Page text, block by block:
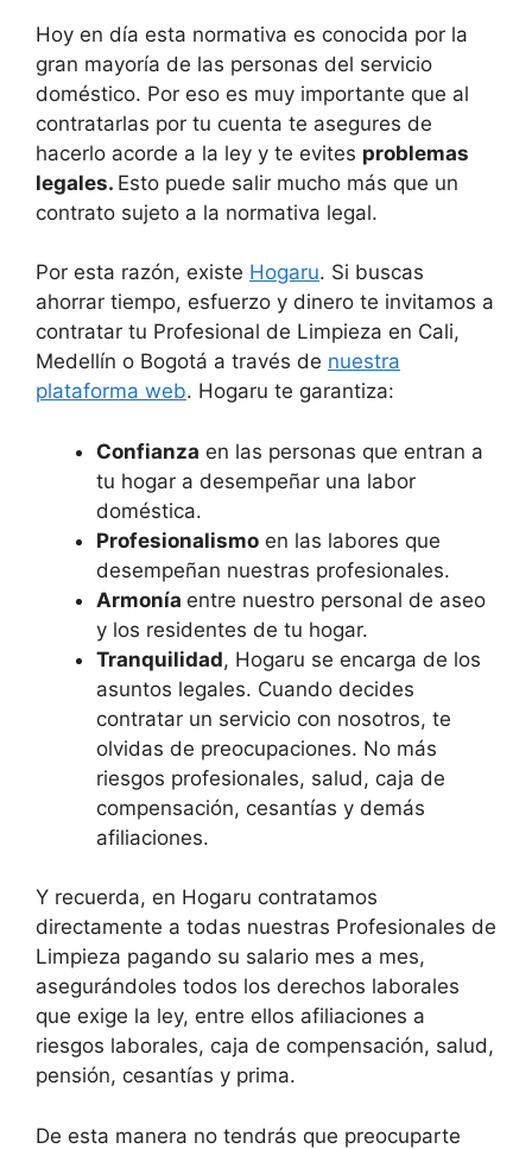
Hoy en día esta normativa es conocida por la
gran mayoría de las personas del servicio
doméstico. Por eso es muy importante que al
contratarlas por tu cuenta te asegures de
hacerlo acorde a la ley y te evites problemas
legales. Esto puede salir mucho más que un
contrato sujeto a la normativa legal.
Por esta razón, existe Hogaru. Si buscas
ahorrar tiempo, esfuerzo y dinero te invitamos a
contratar tu Profesional de Limpieza en Cali,
Medellín o Bogotá a través de nuestra
plataforma web. Hogaru te garantiza:
Confianza en las personas que entran a
tu hogar a desempeñar una labor
doméstica.
Profesionalismo en las labores que
desempeñan nuestras profesionales.
Armonía entre nuestro personal de aseo
y los residentes de tu hogar.
Tranquilidad, Hogaru se encarga de los
asuntos legales. Cuando decides
contratar un servicio con nosotros, te
olvidas de preocupaciones. No más
riesgos profesionales, salud, caja de
compensación, cesantías y demás
afiliaciones.
Y recuerda, en Hogaru contratamos
directamente a todas nuestras Profesionales de
Limpieza pagando su salario mes a mes,
asegurándoles todos los derechos laborales
que exige la ley, entre ellos afiliaciones a
riesgos laborales, caja de compensación, salud,
pensión, cesantías y prima.
De esta manera no tendrás que preocuparte